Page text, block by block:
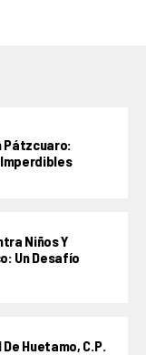
Pátzcuaro:
Niños Y
Un Desafío
Huetamo, C.P.